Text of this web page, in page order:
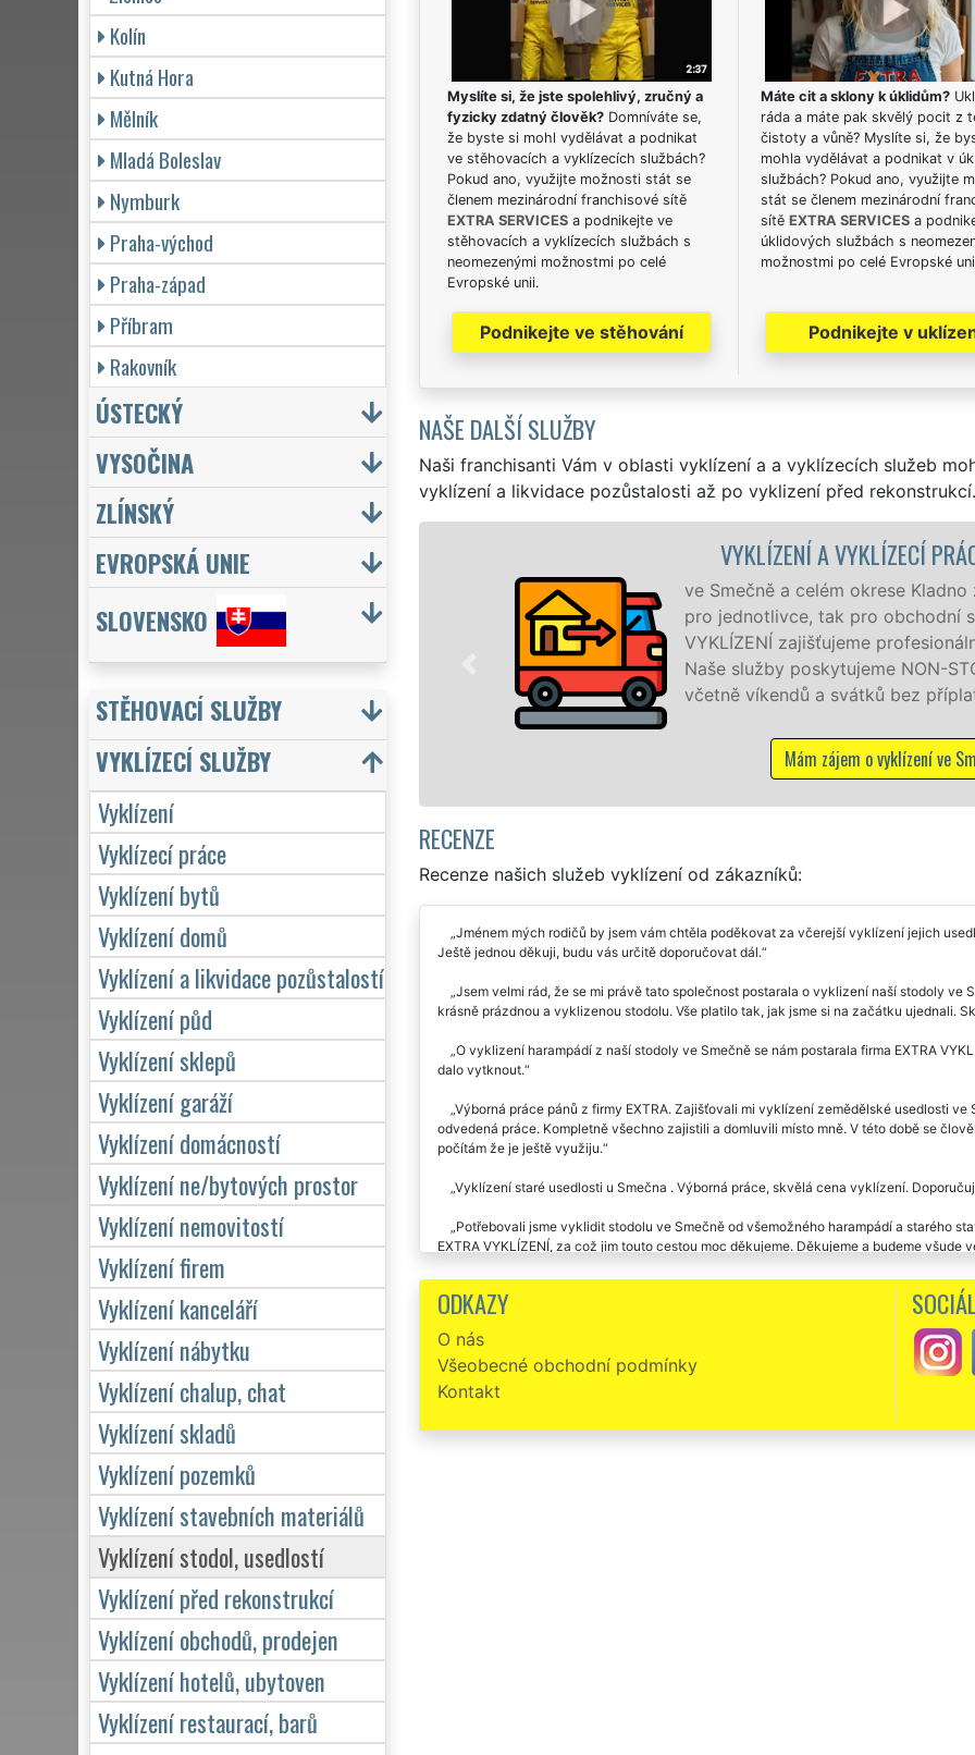
Myslíte si, že jste spolehlivý, zručný a
fyzicky zdatný člověk?Domníváte se,
že byste si mohl vydělávat a podnikat
ve stěhovacích a vyklízecích službách?
Pokud ano, využijte možnosti stát se
členem mezinárodní franchisové sítě
EXTRA SERVICESa podnikejte ve
stěhovacích a vyklízecích službách s
neomezenými možnostmi po celé
Evropské unii.
Podnikejte ve stěhování
Máte cit a sklony k úklidům?
ráda a máte pak skvělý pocit z
čistoty a vůně? Myslíte si, že
mohla vydělávat a podnikat v
službách? Pokud ano, využijte
stát se členem mezinárodní
sítě EXTRA SERVICESa
úklidových službách s
možnostmi po celé Evropské
Podnikejte v
NAŠE DALŠÍ SLUŽBY
Naši franchisanti Vám v oblasti vyklízení a a vyklízecích služeb
vyklízení a likvidace pozůstalosti až po vyklizení před rekonstrukcí.
VYKLÍZENÍ A VYKLÍZECÍ PRÁCE SMEČNO
ve Smečně a celém okrese Kladno zajišťujeme služby vyklízení, a to jak
pro jednotlivce, tak pro obchodní společnosti. Pod značkou sítě EXTRA
VYKLÍZENÍ zajišťujeme profesionální a kvalitní servis se zárukou kvality.
Naše služby poskytujeme NON-STOP 24 hodin denně, 7 dní v týdnu
včetně víkendů a svátků bez příplatků.
Mám zájem o vyklízení ve Smečně
RECENZE
Recenze našich služeb vyklízení od zákazníků:
Jménem mých rodičů by jsem vám chtěla poděkovat za včerejší vyklízení jejich
Ještě jednou děkuji, budu vás určitě doporučovat dál.
Jsem velmi rád, že se mi právě tato společnost postarala o vyklizení naší stodoly ve
krásně prázdnou a vyklizenou stodolu. Vše platilo tak, jak jsme si na začátku ujednali.
O vyklizení harampádí z naší stodoly ve Smečně se nám postarala firma EXTRA
dalo vytknout.
Výborná práce pánů z firmy EXTRA. Zajišťovali mi vyklízení zemědělské usedlosti
odvedená práce. Kompletně všechno zajistili a domluvili místo mně. V této době se
počítám že je ještě využiju.
Vyklízení staré usedlosti u Smečna . Výborná práce, skvělá cena vyklízení.
Potřebovali jsme vyklidit stodolu ve Smečně od všemožného harampádí a starého
EXTRA VYKLÍZENÍ, za což jim touto cestou moc děkujeme. Děkujeme a budeme všude
ODKAZY
O nás
Všeobecné obchodní podmínky
Kontakt
Kolín
Kutná Hora
Mělník
Mladá Boleslav
Nymburk
Praha-východ
Praha-západ
Příbram
Rakovník
ÚSTECKÝ
VYSOČINA
ZLÍNSKÝ
EVROPSKÁ UNIE
SLOVENSKO
STĚHOVACÍ SLUŽBY
VYKLÍZECÍ SLUŽBY
Vyklízení
Vyklízecí práce
Vyklízení bytů
Vyklízení domů
Vyklízení a likvidace pozůstalostí
Vyklízení půd
Vyklízení sklepů
Vyklízení garáží
Vyklízení domácností
Vyklízení ne/bytových prostor
Vyklízení nemovitostí
Vyklízení firem
Vyklízení kanceláří
Vyklízení nábytku
Vyklízení chalup, chat
Vyklízení skladů
Vyklízení pozemků
Vyklízení stavebních materiálů
Vyklízení stodol, usedlostí
Vyklízení před rekonstrukcí
Vyklízení obchodů, prodejen
Vyklízení hotelů, ubytoven
Vyklízení restaurací, barů